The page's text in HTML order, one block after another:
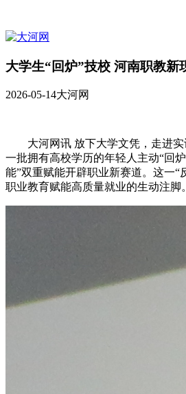
大学生“回炉”技校 河南职教新
2026-05-14大河网
大河网讯 放下大学文凭，走进实
一批拥有高校学历的年轻人主动“回
能”双重赋能开辟职业新赛道。这一“
职业教育赋能高质量就业的生动注脚。